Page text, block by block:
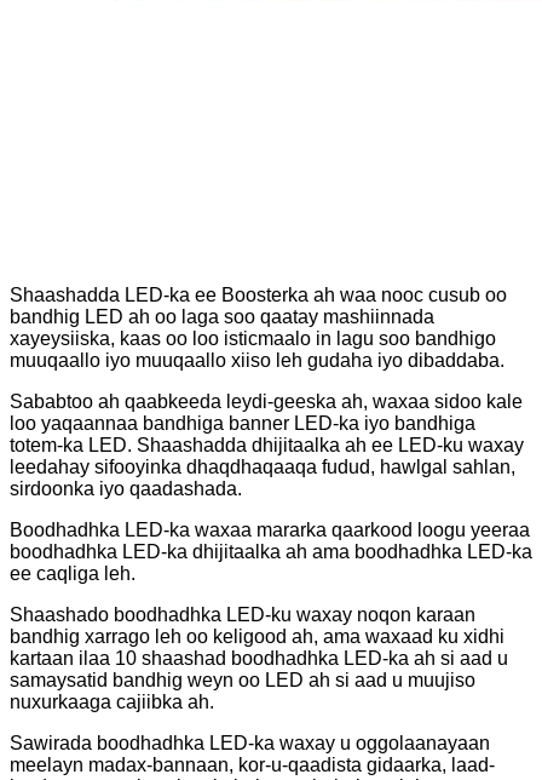
Shaashadda LED-ka ee Boosterka ah waa nooc cusub oo
bandhig LED ah oo laga soo qaatay mashiinnada
xayeysiiska, kaas oo loo isticmaalo in lagu soo bandhigo
muuqaallo iyo muuqaallo xiiso leh gudaha iyo dibaddaba.
Sababtoo ah qaabkeeda leydi-geeska ah, waxaa sidoo kale
loo yaqaannaa bandhiga banner LED-ka iyo bandhiga
totem-ka LED. Shaashadda dhijitaalka ah ee LED-ku waxay
leedahay sifooyinka dhaqdhaqaaqa fudud, hawlgal sahlan,
sirdoonka iyo qaadashada.
Boodhadhka LED-ka waxaa mararka qaarkood loogu yeeraa
boodhadhka LED-ka dhijitaalka ah ama boodhadhka LED-ka
ee caqliga leh.
Shaashado boodhadhka LED-ku waxay noqon karaan
bandhig xarrago leh oo keligood ah, ama waxaad ku xidhi
kartaan ilaa 10 shaashad boodhadhka LED-ka ah si aad u
samaysatid bandhig weyn oo LED ah si aad u muujiso
nuxurkaaga cajiibka ah.
Sawirada boodhadhka LED-ka waxay u oggolaanayaan
meelayn madax-bannaan, kor-u-qaadista gidaarka, laad-